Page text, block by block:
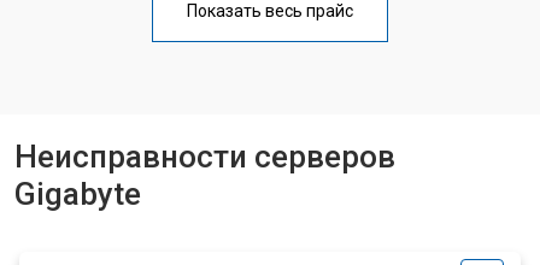
Показать весь прайс
Неисправности серверов
Gigabyte